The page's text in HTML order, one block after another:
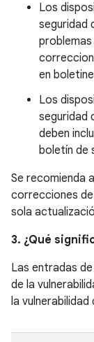
Los
seguridad
en
Los
seguridad
deben
boletín de
Se recomienda
correcciones
sola
3. ¿Qué
Las entradas
de la
la vulnerabilidad